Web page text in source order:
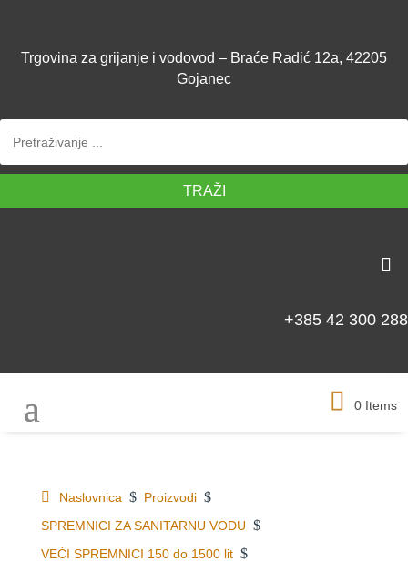
Trgovina za grijanje i vodovod – Braće Radić 12a, 42205
Gojanec
TRAŽI
+385 42 300 288
0 Items
Naslovnica $ Proizvodi $
SPREMNICI ZA SANITARNU VODU $
VEĆI SPREMNICI 150 do 1500 lit $